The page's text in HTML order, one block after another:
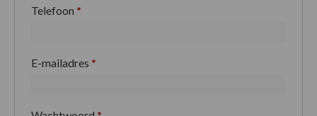
Telefoon *
E-mailadres *